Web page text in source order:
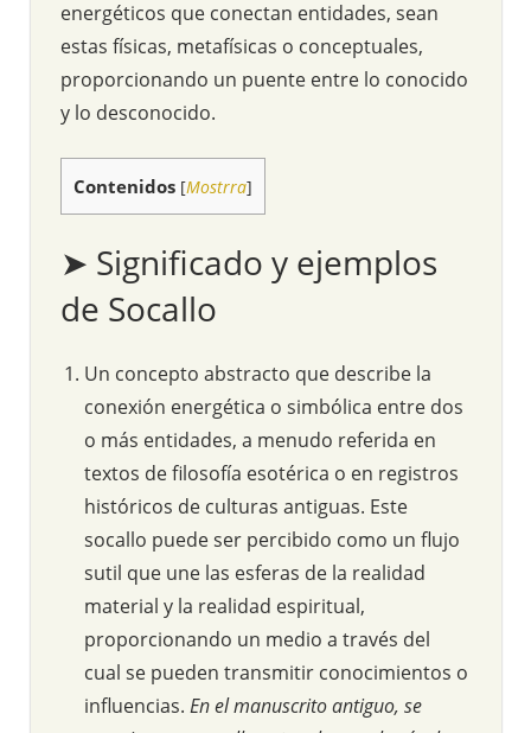
energéticos que conectan entidades, sean
estas físicas, metafísicas o conceptuales,
proporcionando un puente entre lo conocido
y lo desconocido.
Contenidos [Mostrra]
➤ Significado y ejemplos
de Socallo
Un concepto abstracto que describe la
conexión energética o simbólica entre dos
o más entidades, a menudo referida en
textos de filosofía esotérica o en registros
históricos de culturas antiguas. Este
socallo puede ser percibido como un flujo
sutil que une las esferas de la realidad
material y la realidad espiritual,
proporcionando un medio a través del
cual se pueden transmitir conocimientos o
influencias. En el manuscrito antiguo, se